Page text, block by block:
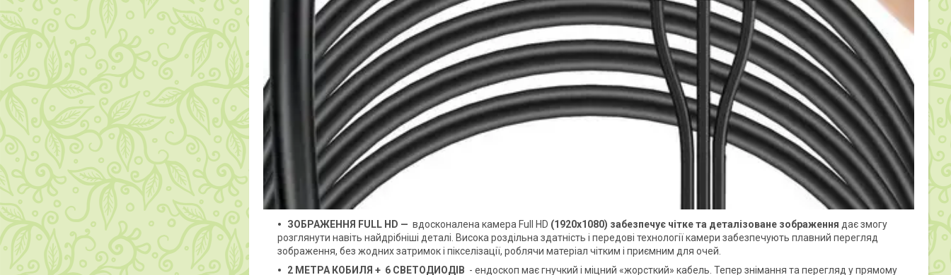
ЗОБРАЖЕННЯ FULL HD — вдосконалена камера Full HD (1920x1080) забезпечує чітке та деталізоване зображення дає змогу
розглянути навіть найдрібніші деталі. Висока роздільна здатність і передові технології камери забезпечують плавний перегляд
зображення, без жодних затримок і пікселізації, роблячи матеріал чітким і приємним для очей.
2 МЕТРА КОБИЛЯ + 6 СВЕТОДИОДІВ - ендоскоп має гнучкий і міцний «жорсткий» кабель. Тепер знімання та перегляд у прямому